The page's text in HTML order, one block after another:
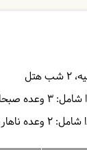
2 شب هتل
3 وعده صبحانه
2 وعده ناهار